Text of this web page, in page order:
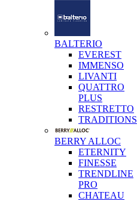
BALTERIO
EVEREST
IMMENSO
LIVANTI
QUATTRO
PLUS
RESTRETTO
TRADITIONS
BERRY ALLOC
ETERNITY
FINESSE
TRENDLINE
PRO
CHATEAU